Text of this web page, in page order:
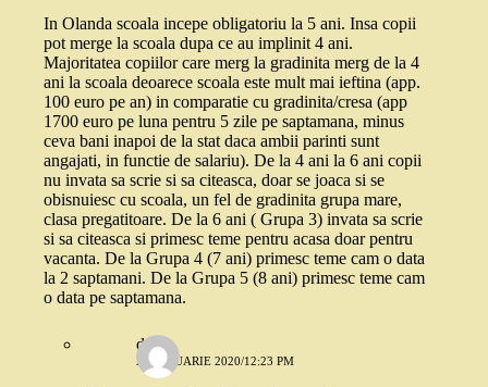
In Olanda scoala incepe obligatoriu la 5 ani. Insa copii
pot merge la scoala dupa ce au implinit 4 ani.
Majoritatea copiilor care merg la gradinita merg de la 4
ani la scoala deoarece scoala este mult mai ieftina (app.
100 euro pe an) in comparatie cu gradinita/cresa (app
1700 euro pe luna pentru 5 zile pe saptamana, minus
ceva bani inapoi de la stat daca ambii parinti sunt
angajati, in functie de salariu). De la 4 ani la 6 ani copii
nu invata sa scrie si sa citeasca, doar se joaca si se
obisnuiesc cu scoala, un fel de gradinita grupa mare,
clasa pregatitoare. De la 6 ani ( Grupa 3) invata sa scrie
si sa citeasca si primesc teme pentru acasa doar pentru
vacanta. De la Grupa 4 (7 ani) primesc teme cam o data
la 2 saptamani. De la Grupa 5 (8 ani) primesc teme cam
o data pe saptamana.
deea
22 IANUARIE 2020/12:23 PM